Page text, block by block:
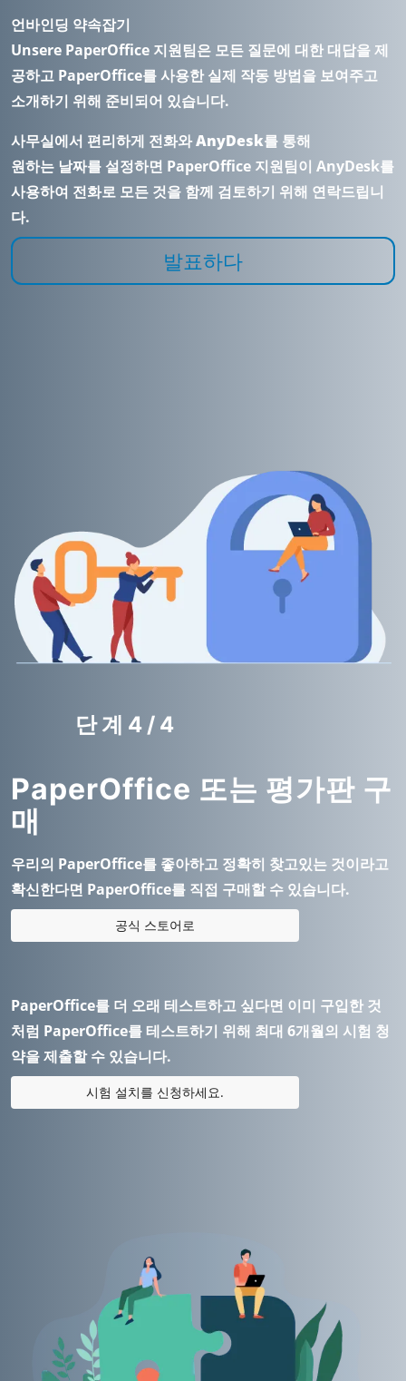
언바인딩 약속잡기
Unsere PaperOffice 지원팀은 모든 질문에 대한 대답을 제
공하고 PaperOffice를 사용한 실제 작동 방법을 보여주고
소개하기 위해 준비되어 있습니다.
사무실에서 편리하게 전화와 AnyDesk를 통해
원하는 날짜를 설정하면 PaperOffice 지원팀이 AnyDesk를
사용하여 전화로 모든 것을 함께 검토하기 위해 연락드립니
다.
발표하다
단계4/4
PaperOffice 또는 평가판 구
매
우리의 PaperOffice를 좋아하고 정확히 찾고있는 것이라고
확신한다면 PaperOffice를 직접 구매할 수 있습니다.
공식 스토어로
PaperOffice를 더 오래 테스트하고 싶다면 이미 구입한 것
처럼 PaperOffice를 테스트하기 위해 최대 6개월의 시험 청
약을 제출할 수 있습니다.
시험 설치를 신청하세요.